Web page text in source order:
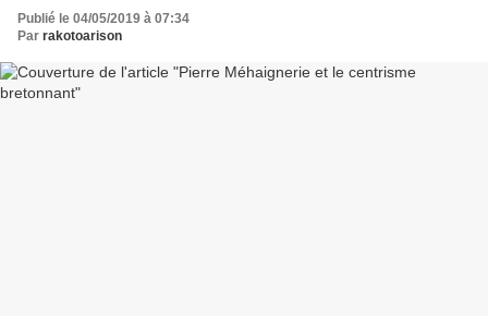
Publié le 04/05/2019 à 07:34
Par rakotoarison